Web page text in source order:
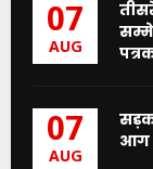
07
AUG
07
AUG
आग